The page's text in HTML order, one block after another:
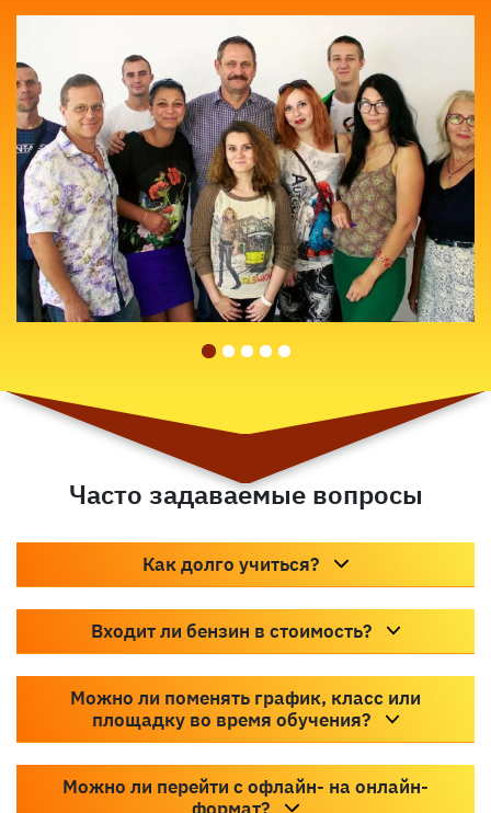
Часто задаваемые вопросы
Как долго учиться?
Входит ли бензин в стоимость?
Можно ли поменять график, класс или
площадку во время обучения?
Можно ли перейти с офлайн- на онлайн-
Вы сопровождаете учеников во время
сдачи экзамена в ГИБДД?